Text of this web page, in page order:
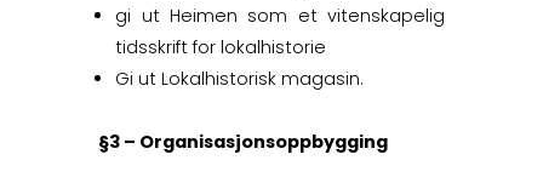
gi ut Heimen som et vitenskapelig
tidsskrift for lokalhistorie
Gi ut Lokalhistorisk magasin.
§3 – Organisasjonsoppbygging